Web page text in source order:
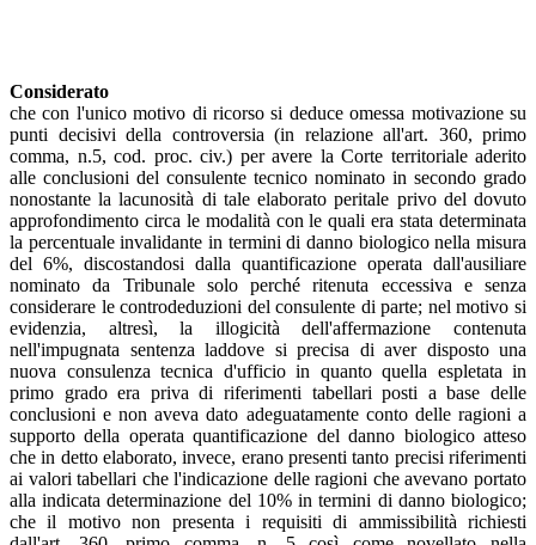
Considerato
che con l'unico motivo di ricorso si deduce omessa motivazione su
punti decisivi della controversia (in relazione all'art. 360, primo
comma, n.5, cod. proc. civ.) per avere la Corte territoriale aderito
alle conclusioni del consulente tecnico nominato in secondo grado
nonostante la lacunosità di tale elaborato peritale privo del dovuto
approfondimento circa le modalità con le quali era stata determinata
la percentuale invalidante in termini di danno biologico nella misura
del 6%, discostandosi dalla quantificazione operata dall'ausiliare
nominato da Tribunale solo perché ritenuta eccessiva e senza
considerare le controdeduzioni del consulente di parte; nel motivo si
evidenzia, altresì, la illogicità dell'affermazione contenuta
nell'impugnata sentenza laddove si precisa di aver disposto una
nuova consulenza tecnica d'ufficio in quanto quella espletata in
primo grado era priva di riferimenti tabellari posti a base delle
conclusioni e non aveva dato adeguatamente conto delle ragioni a
supporto della operata quantificazione del danno biologico atteso
che in detto elaborato, invece, erano presenti tanto precisi riferimenti
ai valori tabellari che l'indicazione delle ragioni che avevano portato
alla indicata determinazione del 10% in termini di danno biologico;
che il motivo non presenta i requisiti di ammissibilità richiesti